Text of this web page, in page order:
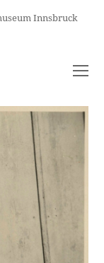
Innsbruck